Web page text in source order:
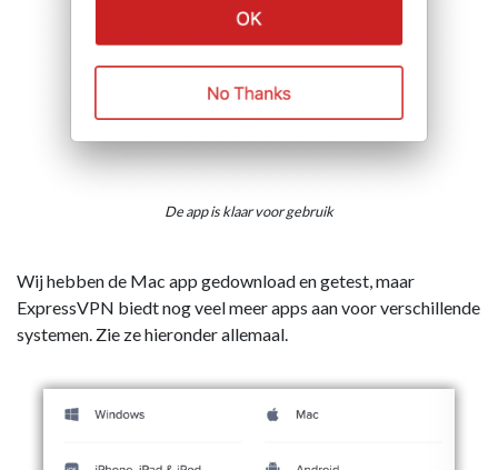
De app is klaar voor gebruik
Wij hebben de Mac app gedownload en getest, maar
ExpressVPN biedt nog veel meer apps aan voor verschillende
systemen. Zie ze hieronder allemaal.